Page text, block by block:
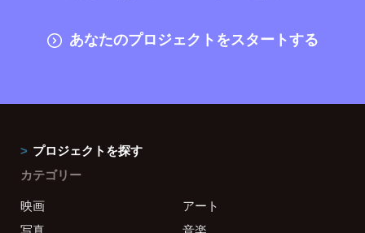
あなたのプロジェクトをスタートする
プロジェクトを探す
カテゴリー
映画
アート
写真
音楽